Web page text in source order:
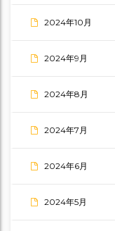
2024年10月
2024年9月
2024年8月
2024年7月
2024年6月
2024年5月